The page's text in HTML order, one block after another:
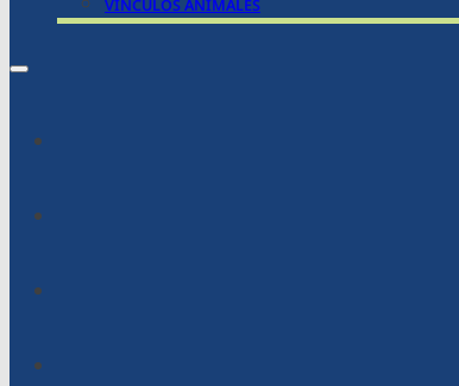
VÍNCULOS ANIMALES